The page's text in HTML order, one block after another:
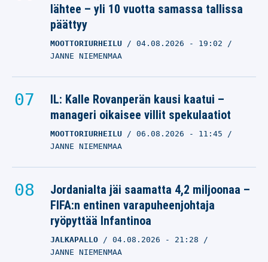
lähtee – yli 10 vuotta samassa tallissa
päättyy
MOOTTORIURHEILU 04.08.2026 - 19:02
JANNE NIEMENMAA
IL: Kalle Rovanperän kausi kaatui –
manageri oikaisee villit spekulaatiot
MOOTTORIURHEILU 06.08.2026 - 11:45
JANNE NIEMENMAA
Jordanialta jäi saamatta 4,2 miljoonaa –
FIFA:n entinen varapuheenjohtaja
ryöpyttää Infantinoa
JALKAPALLO 04.08.2026 - 21:28
JANNE NIEMENMAA